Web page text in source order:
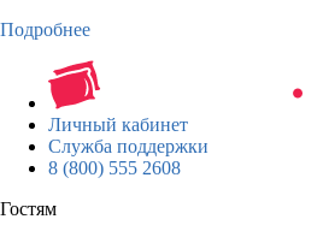
Подробнее
Личный кабинет
Служба поддержки
8 (800) 555 2608
Гостям